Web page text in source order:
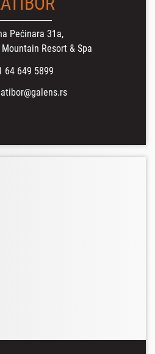
Pećinara 31a,
Resort & Spa
64 649 5899